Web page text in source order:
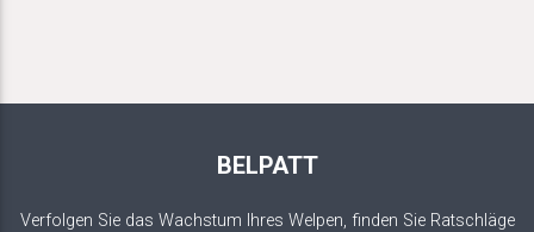
BELPATT
Verfolgen Sie das Wachstum Ihres Welpen, finden Sie Ratschläge